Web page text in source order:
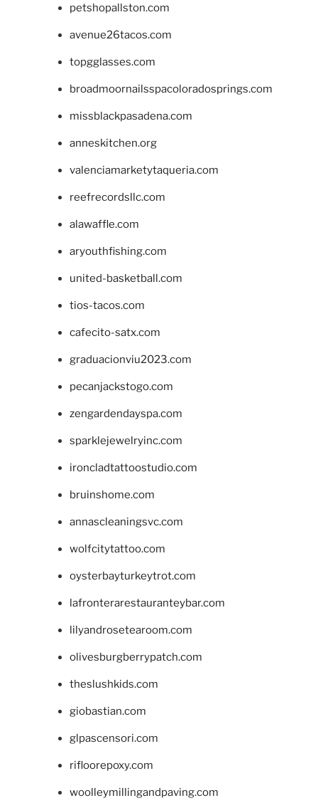
petshopallston.com
avenue26tacos.com
topgglasses.com
broadmoornailsspacoloradosprings.com
missblackpasadena.com
anneskitchen.org
valenciamarketytaqueria.com
reefrecordsllc.com
alawaffle.com
aryouthfishing.com
united-basketball.com
tios-tacos.com
cafecito-satx.com
graduacionviu2023.com
pecanjackstogo.com
zengardendayspa.com
sparklejewelryinc.com
ironcladtattoostudio.com
bruinshome.com
annascleaningsvc.com
wolfcitytattoo.com
oysterbayturkeytrot.com
lafronterarestauranteybar.com
lilyandrosetearoom.com
olivesburgberrypatch.com
theslushkids.com
giobastian.com
glpascensori.com
rifloorepoxy.com
woolleymillingandpaving.com